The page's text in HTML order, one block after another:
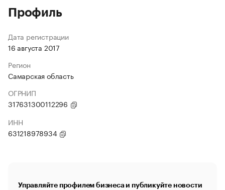
Профиль
Дата регистрации
16 августа 2017
Регион
Самарская область
ОГРНИП
317631300112296
ИНН
631218978934
Управляйте профилем бизнеса и публикуйте новости